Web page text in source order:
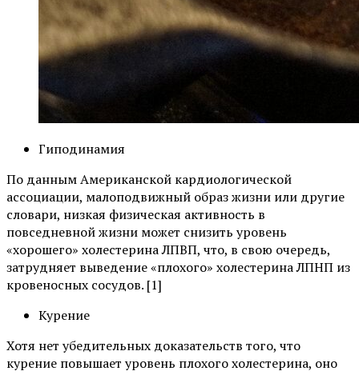
Гиподинамия
По данным Американской кардиологической
ассоциации, малоподвижный образ жизни или другие
словари, низкая физическая активность в
повседневной жизни может снизить уровень
«хорошего» холестерина ЛПВП, что, в свою очередь,
затрудняет выведение «плохого» холестерина ЛПНП из
кровеносных сосудов. [1]
Курение
Хотя нет убедительных доказательств того, что
курение повышает уровень плохого холестерина, оно